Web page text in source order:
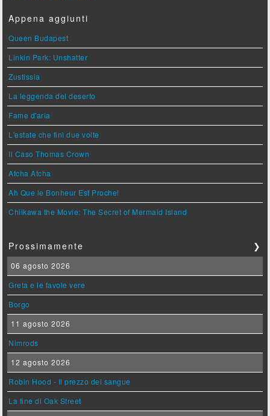
Appena aggiunti
Queen Budapest
Linkin Park: Unshatter
Zustissia
La leggenda del deserto
Fame d'aria
L'estate che finì due volte
Il Caso Thomas Crown
Atcha Atcha
Ah Que le Bonheur Est Proche!
Chiikawa the Movie: The Secret of Mermaid Island
Prossimamente ❯
06 agosto 2026
Greta e le favole vere
Borgo
11 agosto 2026
Nimrods
12 agosto 2026
Robin Hood - Il prezzo del sangue
La fine di Oak Street